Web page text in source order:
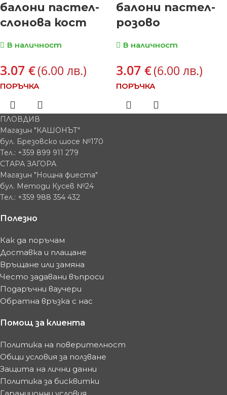
балони пастел-
слонова кост
В наличност
3.07 €(6.00 лв.)
ПОРЪЧКА
балони пастел-
розово
В наличност
3.07 €(6.00 лв.)
ПОРЪЧКА
ПЛОВДИВ
Магазин "КАШОНЪТ"
бул. Брезовско шосе №170
Тел.: +359 899 911 279
СТАРА ЗАГОРА
Магазин "Нощна фиеста"
бул. Методи Кусев №24
Тел.: +359 988 354 432
Полезно
Как да поръчам
Доставка и плащане
Връщане или замяна
Често задавани въпроси
Подаръчни ваучери
Обратна връзка с нас
Помощ за клиента
Политика на поверителност
Общи условия за ползване
Защита на лични данни
Политика за бисквитки